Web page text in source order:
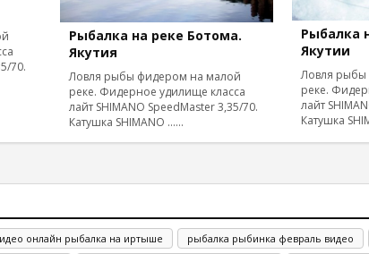
70.
Рыбалка на реке Ботома.
Якутия
Ловля рыбы фидером на малой
реке. Фидерное удилище класса
лайт SHIMANO SpeedMaster 3,35/70.
Катушка SHIMANO ......
Рыбалка
Якутии
Ловля
реке.
лайт
Катушка
онлайн рыбалка на иртыше рыбалка рыбинка февраль видео